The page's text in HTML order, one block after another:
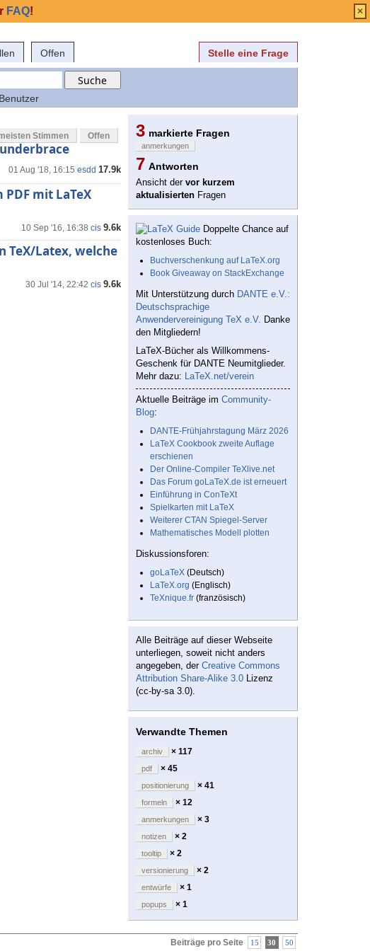
Offen Stelle eine Frage
Benutzer
Stimmen Offen
01 Aug '18, 16:15 esdd 17.9k
mit LaTeX
10 Sep '16, 16:38 cis 9.6k
TeX/Latex, welche
30 Jul '14, 22:42 cis 9.6k
3 markierte Fragen
anmerkungen
7 Antworten
Ansicht der vor kurzem
aktualisierten Fragen
Doppelte Chance auf
kostenloses Buch:
Buchverschenkung auf LaTeX.org
Book Giveaway on StackExchange
Mit Unterstützung durch DANTE e.V.:
Deutschsprachige
Anwendervereinigung TeX e.V. Danke
den Mitgliedern!
LaTeX-Bücher als Willkommens-
Geschenk für DANTE Neumitglieder.
Mehr dazu: LaTeX.net/verein
Aktuelle Beiträge im Community-
Blog:
DANTE-Frühjahrstagung März 2026
LaTeX Cookbook zweite Auflage
erschienen
Der Online-Compiler TeXlive.net
Das Forum goLaTeX.de ist erneuert
Einführung in ConTeXt
Spielkarten mit LaTeX
Weiterer CTAN Spiegel-Server
Mathematisches Modell plotten
Diskussionsforen:
goLaTeX (Deutsch)
LaTeX.org (Englisch)
TeXnique.fr (französisch)
Alle Beiträge auf dieser Webseite
unterliegen, soweit nicht anders
angegeben, der Creative Commons
Attribution Share-Alike 3.0 Lizenz
(cc-by-sa 3.0).
Verwandte Themen
archiv × 117
pdf × 45
positionierung × 41
formeln × 12
anmerkungen × 3
notizen × 2
tooltip × 2
versionierung × 2
entwürfe × 1
popups × 1
Beiträge pro Seite 15 30 50
FAQ! ×